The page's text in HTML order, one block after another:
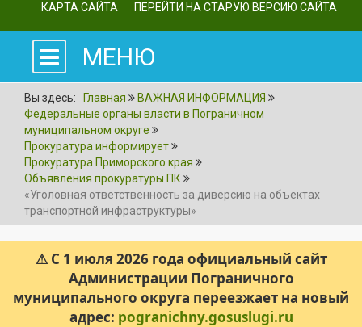
КАРТА САЙТА
ПЕРЕЙТИ НА СТАРУЮ ВЕРСИЮ САЙТА
МЕНЮ
Вы здесь: Главная
ВАЖНАЯ ИНФОРМАЦИЯ
Федеральные органы власти в Пограничном
муниципальном округе
Прокуратура информирует
Прокуратура Приморского края
Объявления прокуратуры ПК
«Уголовная ответственность за диверсию на объектах
транспортной инфраструктуры»
⚠ С 1 июля 2026 года официальный сайт
Администрации Пограничного
муниципального округа переезжает на новый
адрес: pogranichny.gosuslugi.ru